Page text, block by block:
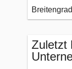
Zuletzt